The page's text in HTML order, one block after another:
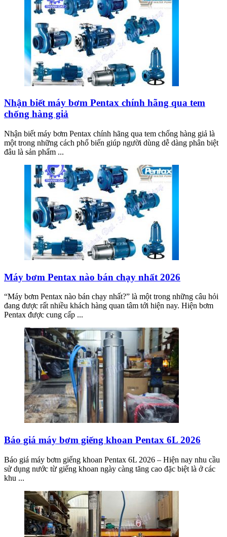
Nhận biết máy bơm Pentax chính hãng qua tem
chống hàng giả
Nhận biết máy bơm Pentax chính hãng qua tem chống hàng giả là
một trong những cách phổ biến giúp người dùng dễ dàng phân biệt
đâu là sản phẩm ...
Máy bơm Pentax nào bán chạy nhất 2026
“Máy bơm Pentax nào bán chạy nhất?” là một trong những câu hỏi
đang được rất nhiều khách hàng quan tâm tới hiện nay. Hiện bơm
Pentax được cung cấp ...
Báo giá máy bơm giếng khoan Pentax 6L 2026
Báo giá máy bơm giếng khoan Pentax 6L 2026 – Hiện nay nhu cầu
sử dụng nước từ giếng khoan ngày càng tăng cao đặc biệt là ở các
khu ...